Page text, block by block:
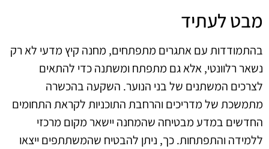
מבט לעתיד
בהתמודדות עם אתגרים מתפתחים, מחנה קיץ מדעי לא רק
נשאר רלוונטי, אלא גם מתפתח ומשתנה כדי להתאים
לצרכים המשתנים של בני הנוער. השקעה בהכשרה
מתמשכת של מדריכים והרחבת התוכניות לקראת התחומים
החדשים במדע מבטיחה שהמחנה יישאר מקום מרכזי
ללמידה והתפתחות. כך, ניתן להבטיח שהמשתתפים ייצאו